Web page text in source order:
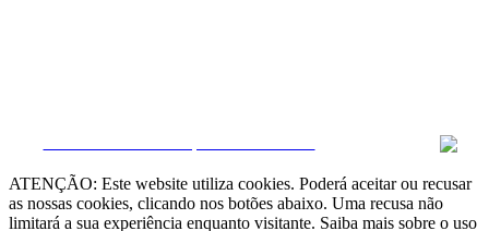
ATENÇÃO: Este website utiliza cookies. Poderá aceitar ou recusar
as nossas cookies, clicando nos botões abaixo. Uma recusa não
limitará a sua experiência enquanto visitante. Saiba mais sobre o uso